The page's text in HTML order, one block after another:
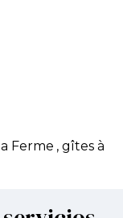
Ferme , gîtes à